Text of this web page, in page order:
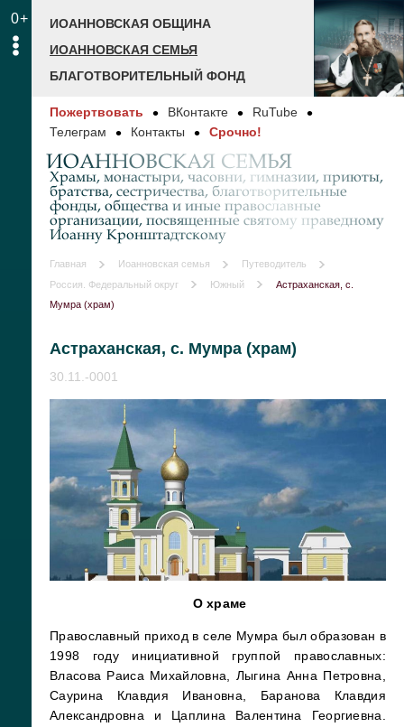
0+
ИОАННОВСКАЯ ОБЩИНА
ИОАННОВСКАЯ СЕМЬЯ
БЛАГОТВОРИТЕЛЬНЫЙ ФОНД
Пожертвовать ВКонтакте
RuTube
Телеграм
Контакты Срочно!
ИОАННОВСКАЯ СЕМЬЯ
Храмы, монастыри, часовни, гимназии, приюты,
братства, сестричества, благотворительные
фонды, общества и иные православные
организации, посвященные святому праведному
Иоанну Кронштадтскому
Главная Иоанновская семья
Путеводитель
Россия. Федеральный округ
Южный
Астраханская, с.
Мумра (храм)
Астраханская, с. Мумра (храм)
30.11.-0001
О храме
Православный приход в селе Мумра был образован в
1998 году инициативной группой православных:
Власова Раиса Михайловна, Лыгина Анна Петровна,
Саурина Клавдия Ивановна, Баранова Клавдия
Александровна и Цаплина Валентина Георгиевна.